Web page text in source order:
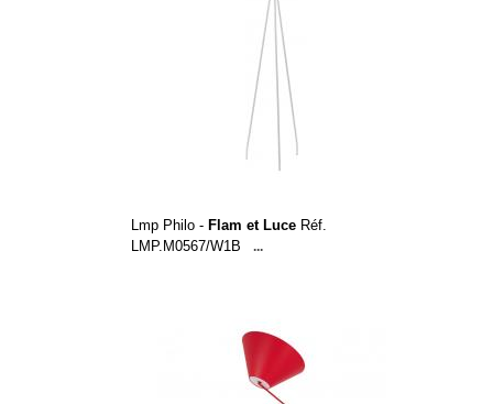
Lmp Philo - Flam et LuceRéf.
LMP.M0567/W1B
...